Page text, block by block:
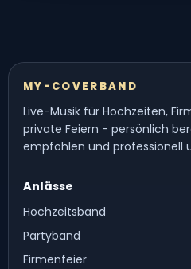
MY-COVERBAND
Live-Musik für Hochzeiten,
private Feiern - persönlich
empfohlen und professionell
Anlässe
Hochzeitsband
Partyband
Firmenfeier